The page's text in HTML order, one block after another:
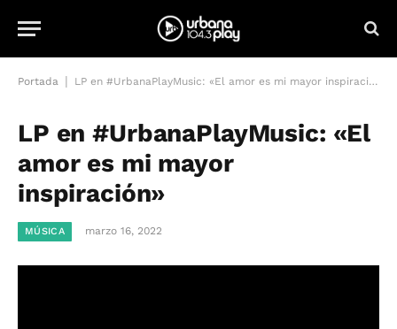
Portada LP en #UrbanaPlayMusic: «El amor es mi mayor inspiración»
LP en #UrbanaPlayMusic: «El
amor es mi mayor
inspiración»
MÚSICA marzo 16, 2022